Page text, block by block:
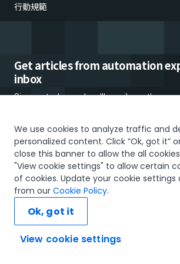
Get articles from automation
inbox
Sign up today and we'll email you the
I would like to receive communications about UiPath
and preferences, including latest news about products,
行動規範
信頼とセキュリティ Terms of Use Privacy Policy
Your Privacy Choices
The UiPath word mark, logos, and robots are
owned by UiPath, Inc. and its affiliates. UiPath® is a
in the United States and several countries across
© 2005-2026 UiPath. All rights
We use cookies to analyze traffic and
personalized content. Click “Ok, got it”
close this banner to allow the all
"View cookie settings" to allow certain
of cookies. Update your cookie settings
from our Cookie Policy.
View cookie settings
Ok, got it